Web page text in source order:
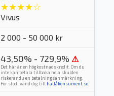
★★★★☆
Vivus
2 000 - 50 000 kr
43,50% - 729,9% ⚠
Det här är en högkostnadskredit. Om du
inte kan betala tillbaka hela skulden
riskerar du en betalningsanmärkning.
För stöd, vänd dig till hallåkonsument.se.